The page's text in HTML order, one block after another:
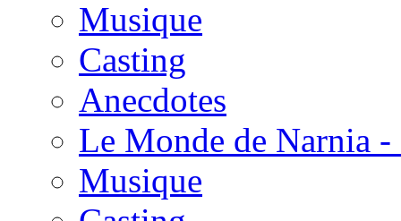
Musique
Casting
Anecdotes
Le Monde de Narnia
Musique